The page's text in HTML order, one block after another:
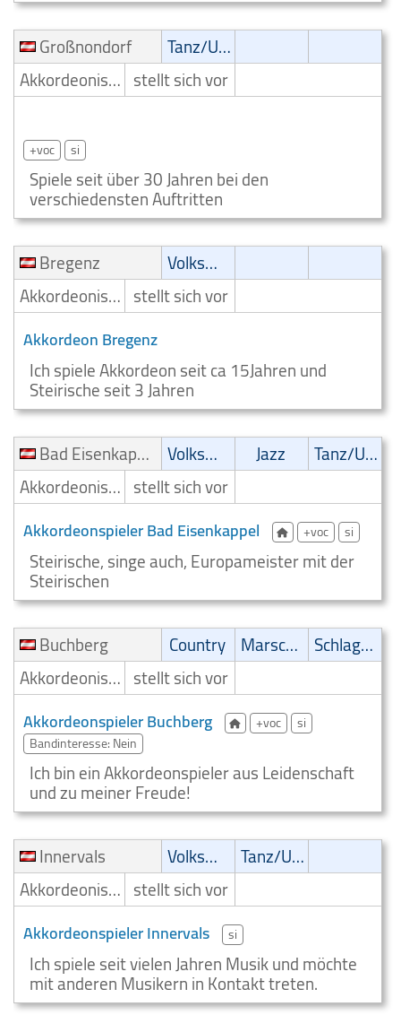
Großnondorf
Tanz/Unterhaltungsmusik
Akkordeonist/Akkordeonspieler stellt sich vor
+voc si
Spiele seit über 30 Jahren bei den
verschiedensten Auftritten
Bregenz
Volksmusik
Akkordeonist/Akkordeonspieler stellt sich vor
Akkordeon Bregenz
Ich spiele Akkordeon seit ca 15Jahren und
Steirische seit 3 Jahren
Bad Eisenkappel
Volksmusik Jazz
Tanz/Unterhaltungsmusik
Akkordeonist/Akkordeonspieler stellt sich vor
Akkordeonspieler Bad Eisenkappel +voc si
Steirische, singe auch, Europameister mit der
Steirischen
Buchberg
Country Marsch/Polka
Schlager
Akkordeonist/Akkordeonspieler stellt sich vor
Akkordeonspieler Buchberg +voc
si
Bandinteresse: Nein
Ich bin ein Akkordeonspieler aus Leidenschaft
und zu meiner Freude!
Innervals
Volksmusik
Tanz/Unterhaltungsmusik
Akkordeonist/Akkordeonspieler stellt sich vor
Akkordeonspieler Innervals si
Ich spiele seit vielen Jahren Musik und möchte
mit anderen Musikern in Kontakt treten.